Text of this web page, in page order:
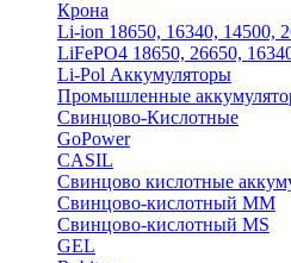
Крона
Li-ion 18650, 16340, 14500,
LiFePO4 18650, 26650,
Li-Pol Аккумуляторы
Промышленные
Свинцово-Кислотные
GoPower
CASIL
Свинцово кислотные
Cвинцово-кислотный MM
Cвинцово-кислотный MS
GEL